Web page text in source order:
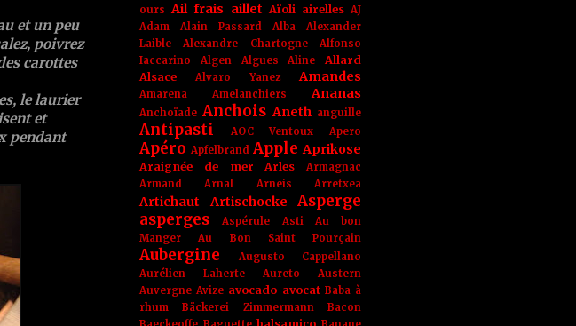
et un peu
poivrez
carottes
le laurier
et
pendant
ours Ail frais aillet Aïoli airelles AJ
Adam
Alain Passard Alba
Alexander
Laible
Alexandre Chartogne
Alfonso
Iaccarino
Algen Algues Aline
Allard
Alsace
Alvaro Yanez Amandes
Amarena Amelanchiers Ananas
Anchoïade Anchois Aneth anguille
Antipasti AOC Ventoux Apero
Apéro Apfelbrand Apple Aprikose
Araignée de mer Arles
Armagnac
Armand Arnal
Arneis Arretxea
Artichaut Artischocke
Asperge
asperges
Aspérule Asti
Au bon
Manger
Au Bon Saint Pourçain
Aubergine
Augusto Cappellano
Aurélien Laherte
Aureto
Austern
Auvergne Avize avocado avocat Baba à
rhum
Bäckerei Zimmermann
Bacon